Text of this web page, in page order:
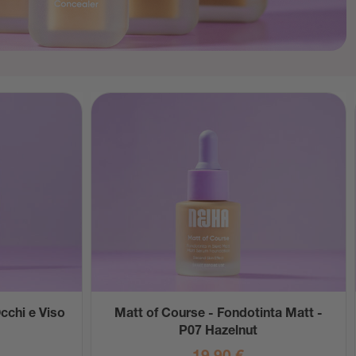
e Viso
Matt of Course - Fondotinta Matt -
P07 Hazelnut